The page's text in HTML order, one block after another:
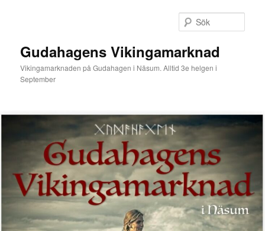
Gudahagens Vikingamarknad
Vikingamarknaden på Gudahagen i Näsum. Alltid 3e helgen i
September